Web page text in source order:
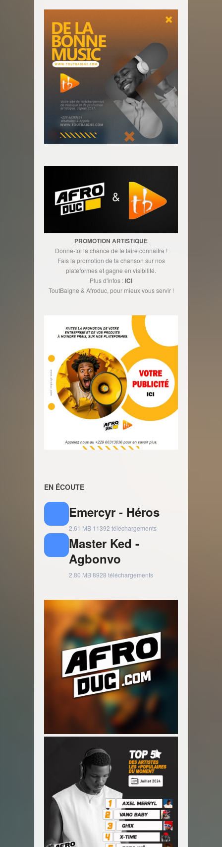
PROMOTION ARTISTIQUE
Donne-toi la chance de te faire connaître !
Fais la promotion de ta chanson sur nos
plateformes et gagne en visibilité.
Plus d'infos :ICI
ToutBaigne & Afroduc, pour mieux vous servir !
EN ÉCOUTE
Emercyr - Héros
2.61 MB 11392 téléchargements
Master Ked -
Agbonvo
2.80 MB8928 téléchargements